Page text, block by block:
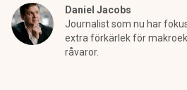
Daniel Jacobs
Journalist som nu har
extra förkärlek för
råvaror.